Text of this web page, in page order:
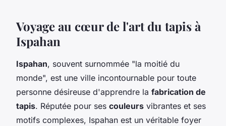
Voyage au cœur de l'art du tapis à
Ispahan
Ispahan, souvent surnommée "la moitié du
monde", est une ville incontournable pour toute
personne désireuse d'apprendre la fabrication de
tapis. Réputée pour ses couleurs vibrantes et ses
motifs complexes, Ispahan est un véritable foyer